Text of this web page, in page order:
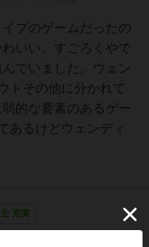
プのゲームだったの
いい。すごろくやで
でいました。ウェン
トその他に分かれて
的な要素のあるゲー
あるけどウェンディ
充実